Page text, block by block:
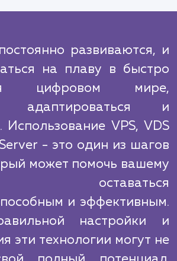
и требования,
чтобы убедиться,
предлагать
уверены в своем
знаниям, опыту
Мы не просто
решения,
и развивают ваш бизнес.